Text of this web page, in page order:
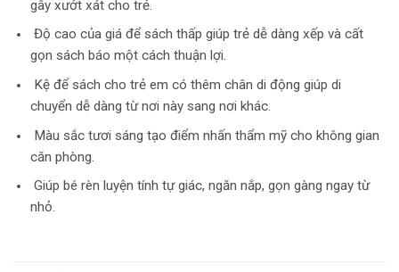
gây xướt xát cho trẻ.
Độ cao của giá để sách thấp giúp trẻ dễ dàng xếp và cất
gọn sách báo một cách thuận lợi.
Kệ để sách cho trẻ em có thêm chân di động giúp di
chuyển dễ dàng từ nơi này sang nơi khác.
Màu sắc tươi sáng tạo điểm nhấn thẩm mỹ cho không gian
căn phòng.
Giúp bé rèn luyện tính tự giác, ngăn nắp, gọn gàng ngay từ
nhỏ.